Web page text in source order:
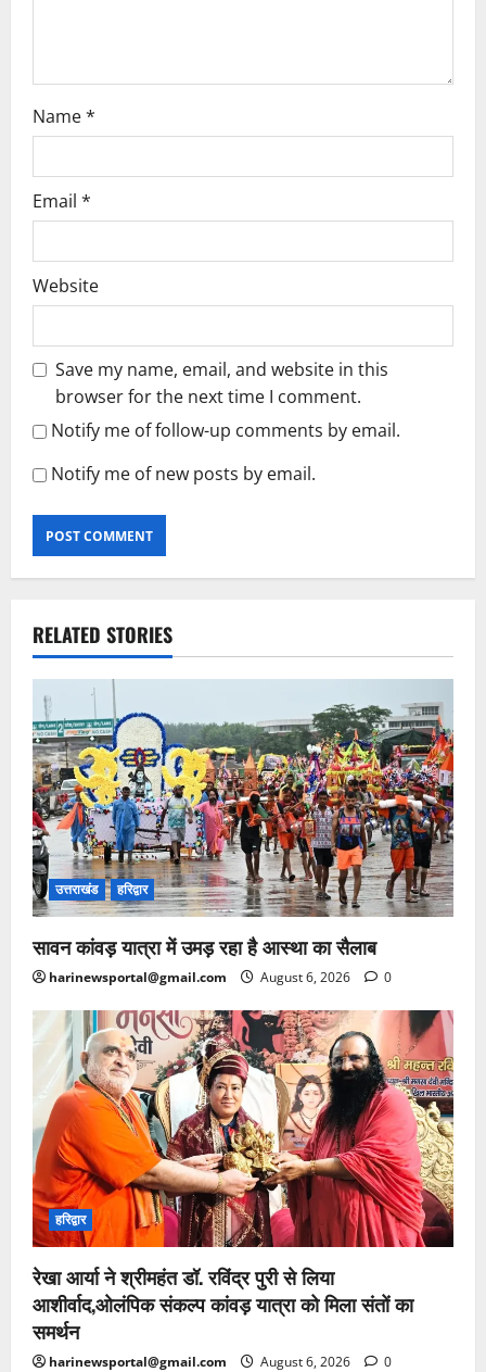
Name*
Email *
Website
Save my name, email, and website in this
browser for the next time I comment.
Notify me of follow-up comments by email.
Notify me of new posts by email.
RELATED STORIES
उत्तराखंड हरिद्वार
सावन कांवड़ यात्रा में उमड़ रहा है आस्था का सैलाब
harinewsportal@gmail.com August 6, 2026 0
हरिद्वार
रेखा आर्या ने श्रीमहंत डॉ. रविंद्र पुरी से लिया
आशीर्वाद,ओलंपिक संकल्प कांवड़ यात्रा को मिला संतों का
समर्थन
harinewsportal@gmail.com August 6, 2026 0